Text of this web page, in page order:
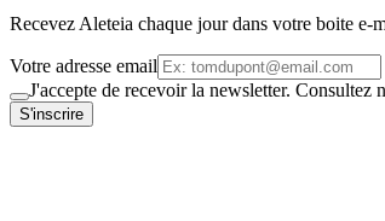
Recevez Aleteia chaque jour dans votre boite e-
Votre adresse email
J'accepte de recevoir la newsletter. Consultez
S'inscrire